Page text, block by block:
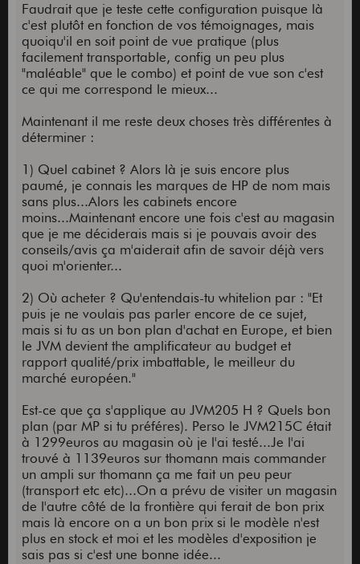
Faudrait que je teste cette configuration puisque là
c'est plutôt en fonction de vos témoignages, mais
quoiqu'il en soit point de vue pratique (plus
facilement transportable, config un peu plus
"maléable" que le combo) et point de vue son c'est
ce qui me correspond le mieux...
Maintenant il me reste deux choses très différentes à
déterminer :
1) Quel cabinet ? Alors là je suis encore plus
paumé, je connais les marques de HP de nom mais
sans plus...Alors les cabinets encore
moins...Maintenant encore une fois c'est au magasin
que je me déciderais mais si je pouvais avoir des
conseils/avis ça m'aiderait afin de savoir déjà vers
quoi m'orienter...
2) Où acheter ? Qu'entendais-tu whitelion par : "Et
puis je ne voulais pas parler encore de ce sujet,
mais si tu as un bon plan d'achat en Europe, et bien
le JVM devient the amplificateur au budget et
rapport qualité/prix imbattable, le meilleur du
marché européen."
Est-ce que ça s'applique au JVM205 H ? Quels bon
plan (par MP si tu préféres). Perso le JVM215C était
à 1299euros au magasin où je l'ai testé...Je l'ai
trouvé à 1139euros sur thomann mais commander
un ampli sur thomann ça me fait un peu peur
(transport etc etc)...On a prévu de visiter un magasin
de l'autre côté de la frontière qui ferait de bon prix
mais là encore on a un bon prix si le modèle n'est
plus en stock et moi et les modèles d'exposition je
sais pas si c'est une bonne idée...